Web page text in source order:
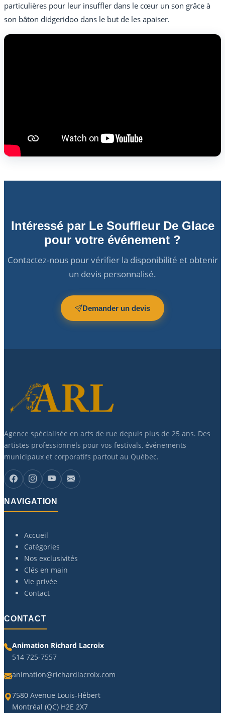
particulières pour leur insuffler dans le cœur un son grâce à
son bâton didgeridoo dans le but de les apaiser.
Intéressé par Le Souffleur De Glace
pour votre événement ?
Contactez-nous pour vérifier la disponibilité et obtenir
un devis personnalisé.
Demander un devis
Agence spécialisée en arts de rue depuis plus de 25 ans. Des
artistes professionnels pour vos festivals, événements
municipaux et corporatifs partout au Québec.
NAVIGATION
Accueil
Catégories
Nos exclusivités
Clés en main
Vie privée
Contact
CONTACT
Animation Richard Lacroix
514 725-7557
animation@richardlacroix.com
7580 Avenue Louis-Hébert
Montréal (QC) H2E 2X7